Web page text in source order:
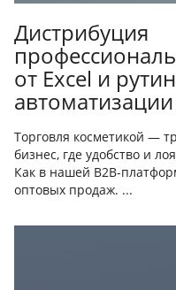
Дистрибуция
от Excel и
Торговля косметикой —
бизнес, где удобство и
Как в нашей B2B-
оптовых продаж. ...